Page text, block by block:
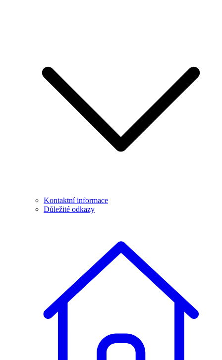
Kontaktní informace
Důležité odkazy